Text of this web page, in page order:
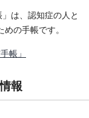
は、認知症の人と
の手帳です。
帳」
報